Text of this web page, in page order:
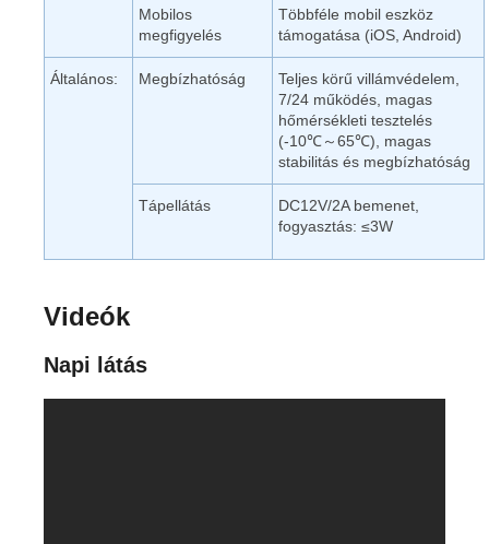
Mobilos
megfigyelés
Többféle mobil eszköz
támogatása (iOS, Android)
Általános: Megbízhatóság
Teljes körű villámvédelem,
7/24 működés, magas
hőmérsékleti tesztelés
(-10℃～65℃), magas
stabilitás és megbízhatóság
Tápellátás
DC12V/2A bemenet,
fogyasztás: ≤3W
Videók
Napi látás